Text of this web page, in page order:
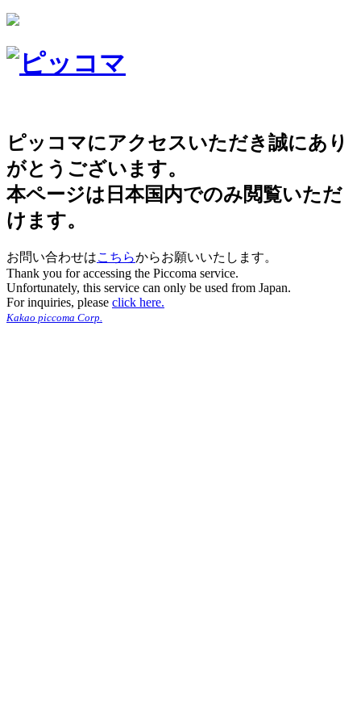
ピッコマにアクセスいただき誠にあり
がとうございます。
本ページは日本国内でのみ閲覧いただ
けます。
お問い合わせはこちらからお願いいたします。
Thank you for accessing the Piccoma service.
Unfortunately, this service can only be used from Japan.
For inquiries, please click here.
Kakao piccoma Corp.